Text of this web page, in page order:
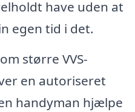
have uden at
egen tid i det.
større VVS-
en autoriseret
handyman hjælpe